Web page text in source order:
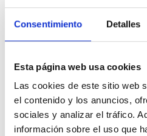
Consentimiento Detalles
Esta página web usa cookies
Las cookies de este sitio web
el contenido y los anuncios,
sociales y analizar el tráfico.
información sobre el uso que